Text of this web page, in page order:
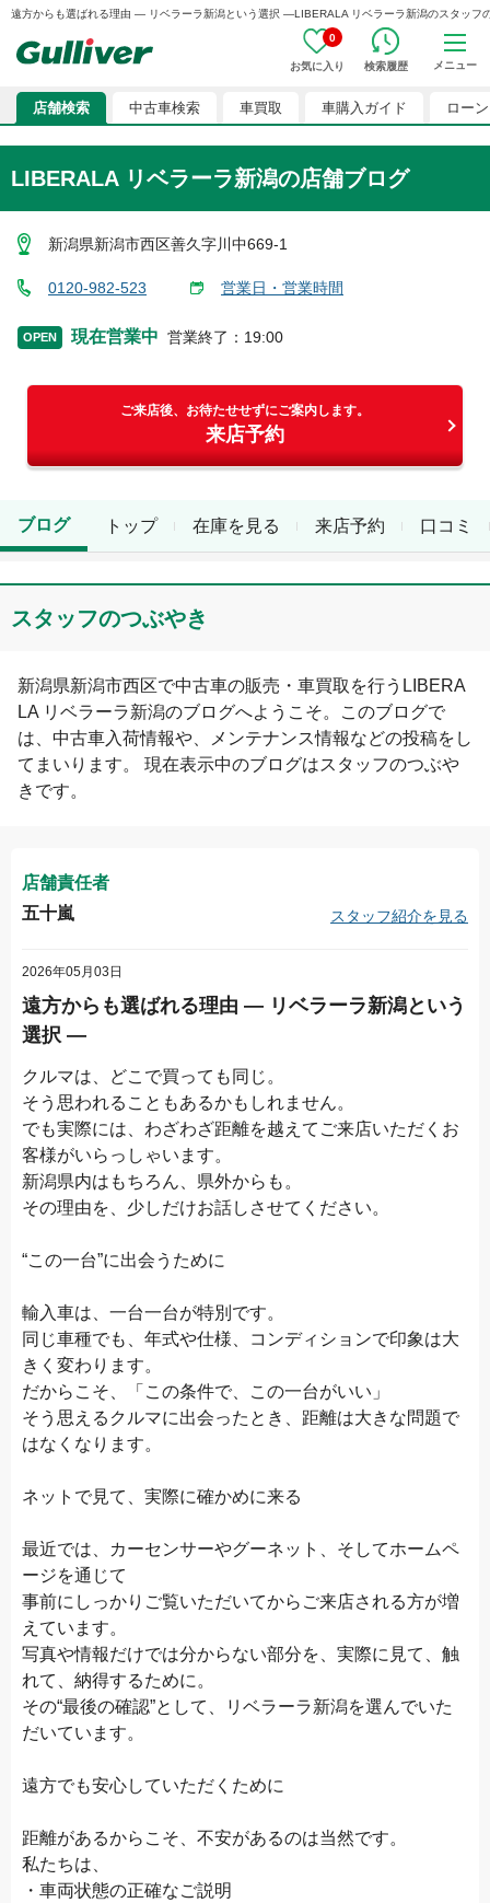
遠方からも選ばれる理由 ― リベラーラ新潟という選択 ―LIBERALA リベラーラ新潟のスタッ
0
お気に入り 検索履歴 メニュー
店舗検索 中古車検索 車買取 車購入ガイド ローン
LIBERALA リベラーラ新潟の店舗ブログ
新潟県新潟市西区善久字川中669-1
0120-982-523 営業日・営業時間
OPEN 現在営業中 営業終了 ： 19:00
ご来店後、お待たせせずにご案内します。
来店予約
トップ 在庫を見る 来店予約 口コミ
ブログ
スタッフのつぶやき
新潟県新潟市西区で中古車の販売・車買取を行う LIBERA
LA リベラーラ新潟のブログへようこそ。このブログで
は、中古車入荷情報や、メンテナンス情報などの投稿をし
てまいります。 現在表示中のブログはスタッフのつぶや
き です。
店舗責任者
五十嵐
スタッフ紹介を見る
2026年05月03日
遠方からも選ばれる理由 ― リベラーラ新潟という
選択 ―
クルマは、どこで買っても同じ。
そう思われることもあるかもしれません。
でも実際には、わざわざ距離を越えてご来店いただくお
客様がいらっしゃいます。
新潟県内はもちろん、県外からも。
その理由を、少しだけお話しさせてください。
“この一台”に出会うために
輸入車は、一台一台が特別です。
同じ車種でも、年式や仕様、コンディションで印象は大
きく変わります。
だからこそ、「この条件で、この一台がいい」
そう思えるクルマに出会ったとき、距離は大きな問題で
はなくなります。
ネットで見て、実際に確かめに来る
最近では、カーセンサーやグーネット、そしてホームペ
ージを通じて
事前にしっかりご覧いただいてからご来店される方が増
えています。
写真や情報だけでは分からない部分を、実際に見て、触
れて、納得するために。
その“最後の確認”として、リベラーラ新潟を選んでいた
だいています。
遠方でも安心していただくために
距離があるからこそ、不安があるのは当然です。
私たちは、
・車両状態の正確なご説明